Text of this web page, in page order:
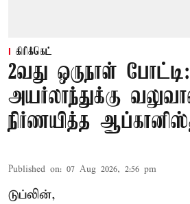
கிரிக்கெட்
2வது ஒருநாள் போட்டி:
அயர்லாந்துக்கு
நிர்ணயித்த
Published on: 07 Aug 2026, 2:56 pm
டுப்லின்,